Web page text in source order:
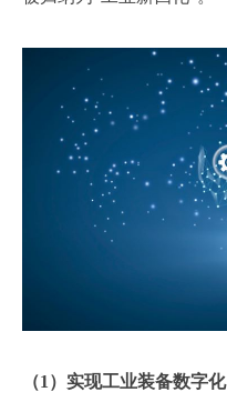
（1）实现工业装备数字化